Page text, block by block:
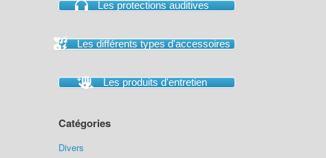
Les protections auditives
Les différents types d'accessoires
Les produits d'entretien
Catégories
Divers